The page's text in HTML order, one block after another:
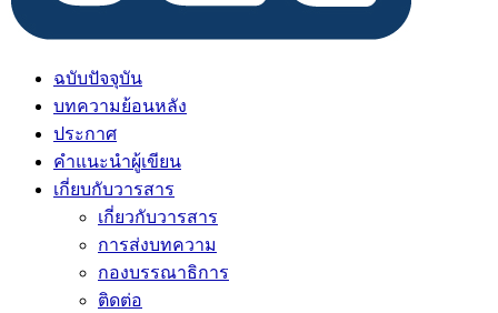
ฉบับปัจจุบัน
บทความย้อนหลัง
ประกาศ
คำแนะนำผู้เขียน
เกี่ยบกับวารสาร
เกี่ยวกับวารสาร
การส่งบทความ
กองบรรณาธิการ
ติดต่อ